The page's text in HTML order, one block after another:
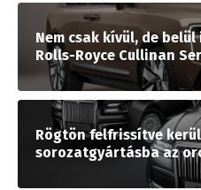
Nem csak kívül, de
Rolls-Royce Cullinan
Rögtön felfrissítve
sorozatgyártásba az